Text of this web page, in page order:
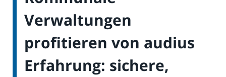
Verwaltungen
profitieren von audius
Erfahrung: sichere,